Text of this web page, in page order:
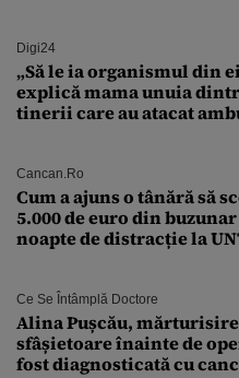
Digi24
„Să le ia organismul din
explică mama unuia
tinerii care au atacat
Cancan.ro
Cum a ajuns o tânără să
5.000 de euro din
noapte de distracție la
Ce Se Întâmplă Doctore
Alina Pușcău, mărturisire
sfâșietoare înainte de
fost diagnosticată cu